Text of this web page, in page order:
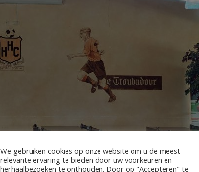
We gebruiken cookies op onze website om u de meest
relevante ervaring te bieden door uw voorkeuren en
herhaalbezoeken te onthouden. Door op "Accepteren" te